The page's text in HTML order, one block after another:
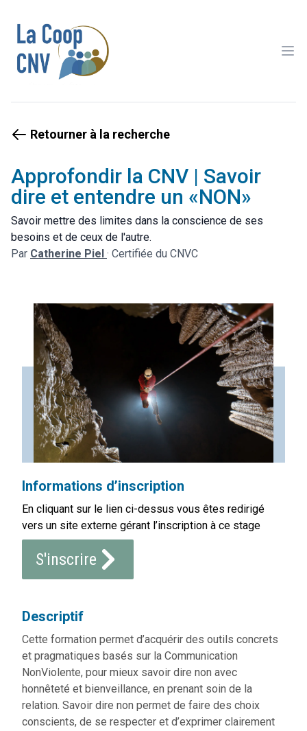
Retourner à la recherche
Approfondir la CNV | Savoir
dire et entendre un «NON»
Savoir mettre des limites dans la conscience de ses
besoins et de ceux de l'autre.
Par Catherine Piel · Certifiée du CNVC
Informations d’inscription
En cliquant sur le lien ci-dessus vous êtes redirigé
vers un site externe gérant l’inscription à ce stage
S'inscrire
Descriptif
Cette formation permet d’acquérir des outils concrets
et pragmatiques basés sur la Communication
NonViolente, pour mieux savoir dire non avec
honnêteté et bienveillance, en prenant soin de la
relation. Savoir dire non permet de faire des choix
conscients, de se respecter et d’exprimer clairement